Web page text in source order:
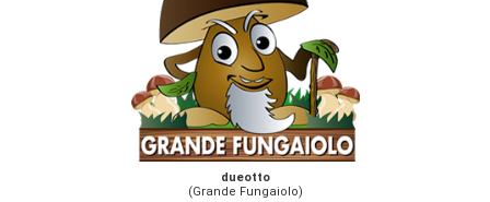
dueotto
(Grande Fungaiolo)